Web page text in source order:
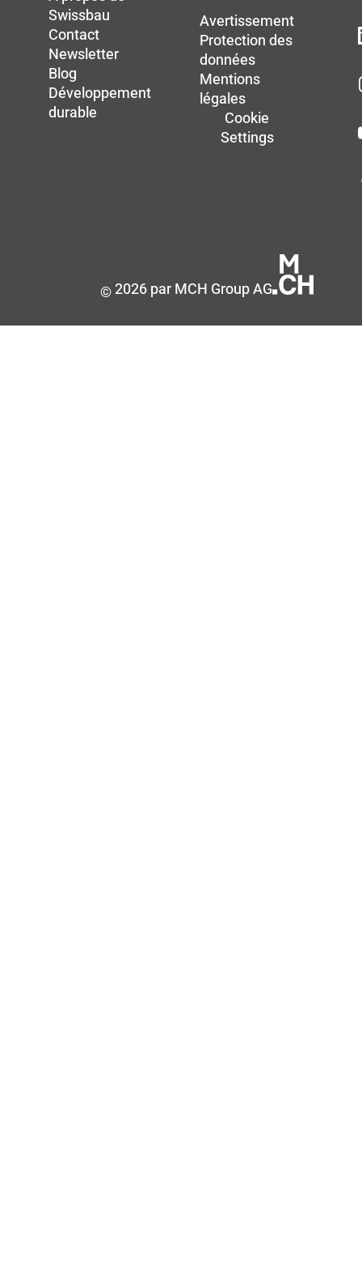
Swissbau
Contact
Newsletter
Blog
Développement
durable
Avertissement
Protection des
données
Mentions
légales
Cookie
Settings
©2026 par MCH Group AG